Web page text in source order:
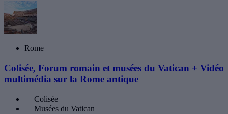
Rome
Colisée, Forum romain et musées du Vatican + Vidéo
multimédia sur la Rome antique
Colisée
Musées du Vatican